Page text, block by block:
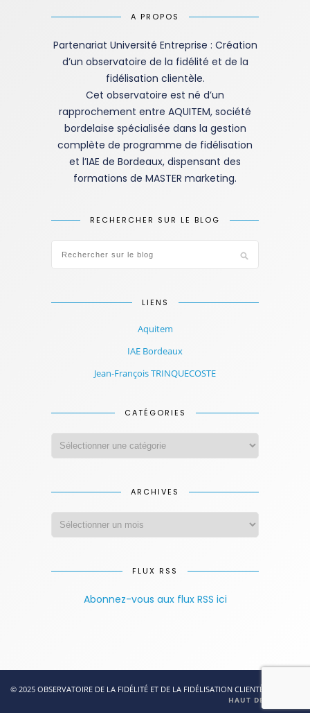
A PROPOS
Partenariat Université Entreprise : Création
d’un observatoire de la fidélité et de la
fidélisation clientèle.
Cet observatoire est né d’un
rapprochement entre AQUITEM, société
bordelaise spécialisée dans la gestion
complète de programme de fidélisation
et l’IAE de Bordeaux, dispensant des
formations de MASTER marketing.
RECHERCHER SUR LE BLOG
LIENS
Aquitem
IAE Bordeaux
Jean-François TRINQUECOSTE
CATÉGORIES
ARCHIVES
FLUX RSS
Abonnez-vous aux flux RSS ici
© 2025 OBSERVATOIRE DE LA FIDÉLITÉ ET DE LA FIDÉLISATION CLIENTÈLE
HAUT DE PAGE